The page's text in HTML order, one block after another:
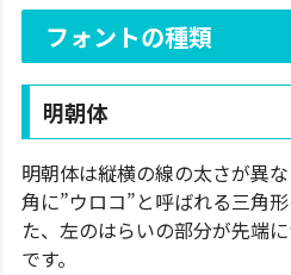
フォントの種類
明朝体
明朝体は縦横の線の太さが異
角に”ウロコ”と呼ばれる三角
た、左のはらいの部分が先端
です。